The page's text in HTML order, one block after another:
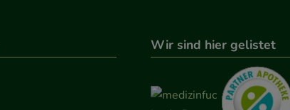
Wir sind hier gelistet